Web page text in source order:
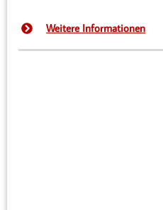
Weitere Informationen